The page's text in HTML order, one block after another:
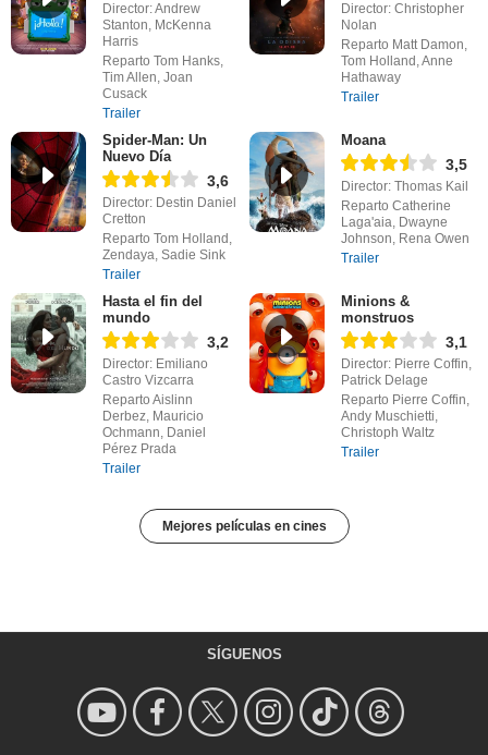
Director: Andrew
Stanton, McKenna
Harris
Reparto Tom Hanks,
Tim Allen, Joan
Cusack
Trailer
Director: Christopher
Nolan
Reparto Matt Damon,
Tom Holland, Anne
Hathaway
Trailer
Spider-Man: Un
Nuevo Día
3,6
Director: Destin Daniel
Cretton
Reparto Tom Holland,
Zendaya, Sadie Sink
Trailer
Moana
3,5
Director: Thomas Kail
Reparto Catherine
Laga'aia, Dwayne
Johnson, Rena Owen
Trailer
Hasta el fin del
mundo
3,2
Director: Emiliano
Castro Vizcarra
Reparto Aislinn
Derbez, Mauricio
Ochmann, Daniel
Pérez Prada
Trailer
Minions &
monstruos
3,1
Director: Pierre Coffin,
Patrick Delage
Reparto Pierre Coffin,
Andy Muschietti,
Christoph Waltz
Trailer
Mejores películas en cines
SÍGUENOS